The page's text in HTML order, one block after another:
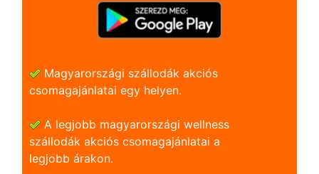
Magyarországi szállodák akciós
csomagajánlatai egy helyen.
A legjobb magyarországi wellness
szállodák akciós csomagajánlatai a
legjobb árakon.